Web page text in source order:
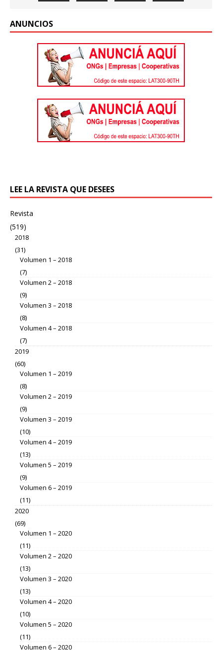
ANUNCIOS
LEE LA REVISTA QUE DESEES
Revista
(519)
2018
(31)
Volumen 1 – 2018
(7)
Volumen 2 – 2018
(9)
Volumen 3 – 2018
(8)
Volumen 4 – 2018
(7)
2019
(60)
Volumen 1 – 2019
(8)
Volumen 2 – 2019
(9)
Volumen 3 – 2019
(10)
Volumen 4 – 2019
(13)
Volumen 5 – 2019
(9)
Volumen 6 – 2019
(11)
2020
(69)
Volumen 1 – 2020
(11)
Volumen 2 – 2020
(13)
Volumen 3 – 2020
(13)
Volumen 4 – 2020
(10)
Volumen 5 – 2020
(11)
Volumen 6 – 2020